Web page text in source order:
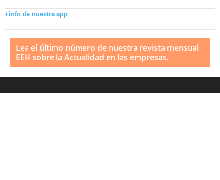
+info de nuestra app
Lea el último número de nuestra revista mensual
EEH sobre la Actualidad en las empresas.